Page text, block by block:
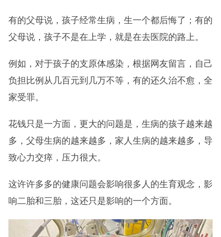
有的父母说，孩子经常生病，生一个都后悔了；有的
父母说，孩子不是在上学，就是在去医院的路上。
例如，对于孩子的支原体感染，根据网友留言，自己
负担比例从几百元到几万不等，有的还久治不愈，全
家受罪。
花钱只是一方面，更大的问题是，生病的孩子越来越
多，父母生病的越来越多，家人生病的越来越多，导
致心力交瘁，压力很大。
这许许多多的健康问题会影响很多人的生育观念，影
响二胎和三胎，这还只是影响的一个方面。